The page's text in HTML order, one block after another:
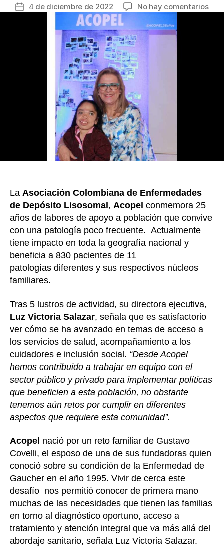
c
e
b
o
o
k
itt
er
ail er
e
st
m
p
Fecha4 de diciembre de 2022 No hay comentariosen
La Asociación Colombiana de Enfermedades
de Depósito Lisosomal , Acopel conmemora 25
años de labores de apoyo a población que convive
con una patología poco frecuente. Actualmente
tiene impacto en toda la geografía nacional y
beneficia a 830 pacientes de 11
patologías diferentes y sus respectivos núcleos
familiares.
Tras 5 lustros de actividad, su directora ejecutiva,
Luz Victoria Salazar, señala que es satisfactorio
ver cómo se ha avanzado en temas de acceso a
los servicios de salud, acompañamiento a los
cuidadores e inclusión social. “Desde Acopel
hemos contribuido a trabajar en equipo con el
sector público y privado para implementar políticas
que beneficien a esta población, no obstante
tenemos aún retos por cumplir en diferentes
aspectos que requiere esta comunidad”.
Acopel nació por un reto familiar de Gustavo
Covelli, el esposo de una de sus fundadoras quien
conoció sobre su condición de la Enfermedad de
Gaucher en el año 1995. Vivir de cerca este
desafío nos permitió conocer de primera mano
muchas de las necesidades que tienen las familias
en torno al diagnóstico oportuno, acceso a
tratamiento y atención integral que va más allá del
abordaje sanitario, señala Luz Victoria Salazar.